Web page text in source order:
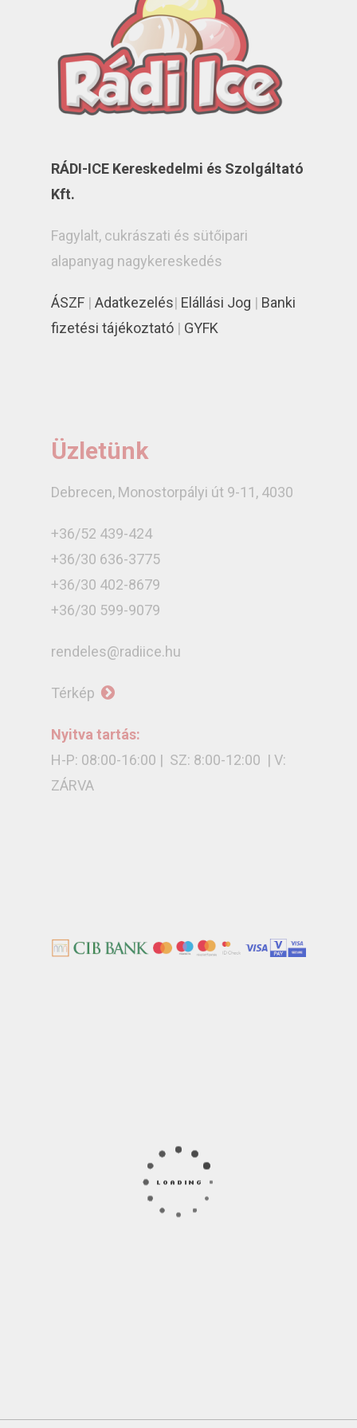
RÁDI-ICE Kereskedelmi és Szolgáltató
Kft.
Fagylalt, cukrászati és sütőipari
alapanyag nagykereskedés
ÁSZF | Adatkezelés| Elállási Jog | Banki
fizetési tájékoztató | GYFK
Üzletünk
Debrecen, Monostorpályi út 9-11, 4030
+36/52 439-424
+36/30 636-3775
+36/30 402-8679
+36/30 599-9079
rendeles@radiice.hu
Térkép
Nyitva tartás:
H-P: 08:00-16:00 | SZ: 8:00-12:00 | V:
ZÁRVA